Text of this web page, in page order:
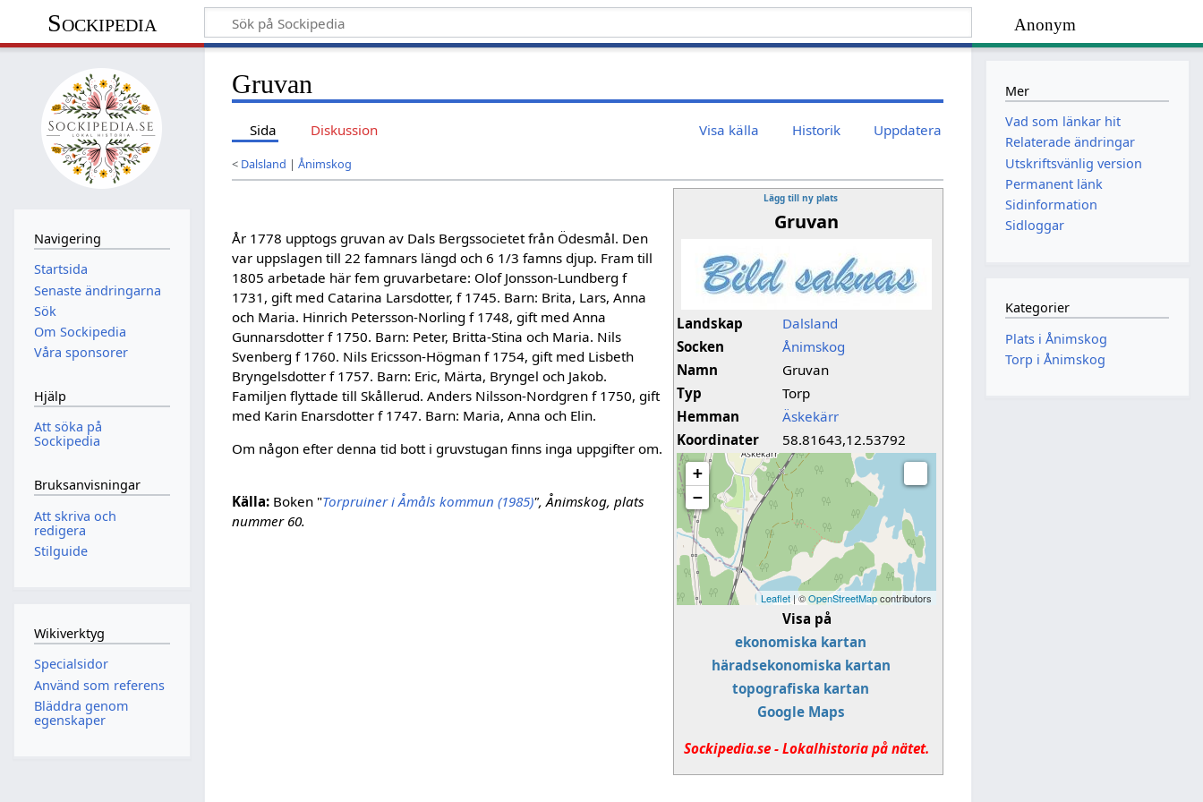
Anonym
Sockipedia
Gruvan
Sida Diskussion Visa källa Historik Uppdatera
< Dalsland |Ånimskog
Lägg till ny plats
Gruvan
Landskap
Dalsland
Socken
Ånimskog
Namn
Gruvan
Typ
Torp
Hemman
Äskekärr
Koordinater
58.81643,12.53792
+
−
Leaflet | ©OpenStreetMapcontributors
Visa på
ekonomiska kartan
häradsekonomiska kartan
topografiska kartan
Google Maps
Sockipedia.se - Lokalhistoria på nätet.
År 1778 upptogs gruvan av Dals Bergssocietet från Ödesmål. Den
var uppslagen till 22 famnars längd och 6 1/3 famns djup. Fram till
1805 arbetade här fem gruvarbetare: Olof Jonsson-Lundberg f
1731, gift med Catarina Larsdotter, f 1745. Barn: Brita, Lars, Anna
och Maria. Hinrich Petersson-Norling f 1748, gift med Anna
Gunnarsdotter f 1750. Barn: Peter, Britta-Stina och Maria. Nils
Svenberg f 1760. Nils Ericsson-Högman f 1754, gift med Lisbeth
Bryngelsdotter f 1757. Barn: Eric, Märta, Bryngel och Jakob.
Familjen flyttade till Skållerud. Anders Nilsson-Nordgren f 1750, gift
med Karin Enarsdotter f 1747. Barn: Maria, Anna och Elin.
Om någon efter denna tid bott i gruvstugan finns inga uppgifter om.
Källa: Boken "Torpruiner i Åmåls kommun (1985)", Ånimskog, plats
nummer 60.
Navigering
Startsida
Senaste ändringarna
Sök
Om Sockipedia
Våra sponsorer
Hjälp
Att söka på
Sockipedia
Bruksanvisningar
Att skriva och
redigera
Stilguide
Wikiverktyg
Specialsidor
Använd som referens
Bläddra genom
egenskaper
Mer
Vad som länkar hit
Relaterade ändringar
Utskriftsvänlig version
Permanent länk
Sidinformation
Sidloggar
Kategorier
Plats i Ånimskog
Torp i Ånimskog